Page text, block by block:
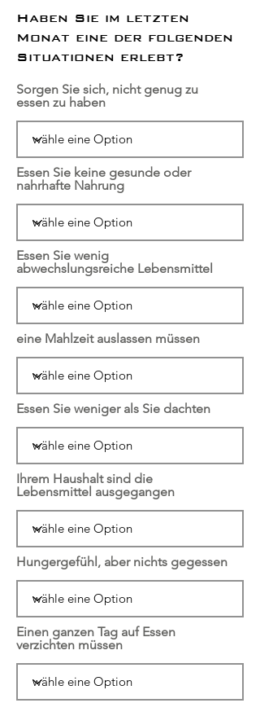
Haben Sie im letzten
Monat eine der folgenden
Situationen erlebt?
Sorgen Sie sich, nicht genug zu
essen zu haben
Essen Sie keine gesunde oder
nahrhafte Nahrung
Essen Sie wenig
abwechslungsreiche Lebensmittel
eine Mahlzeit auslassen müssen
Essen Sie weniger als Sie dachten
Ihrem Haushalt sind die
Lebensmittel ausgegangen
Hungergefühl, aber nichts gegessen
Einen ganzen Tag auf Essen
verzichten müssen